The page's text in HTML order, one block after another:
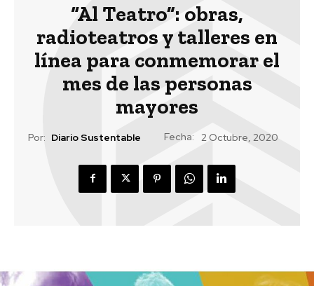
“Al Teatro”: obras,
radioteatros y talleres en
línea para conmemorar el
mes de las personas
mayores
Por: Diario Sustentable Fecha: 2 Octubre, 2020